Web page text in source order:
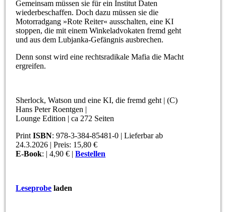
Gemeinsam müssen sie für ein Institut Daten
wiederbeschaffen. Doch dazu müssen sie die
Motorradgang »Rote Reiter« ausschalten, eine KI
stoppen, die mit einem Winkeladvokaten fremd geht
und aus dem Lubjanka-Gefängnis ausbrechen.
Denn sonst wird eine rechtsradikale Mafia die Macht
ergreifen.
Sherlock, Watson und eine KI, die fremd geht | (C)
Hans Peter Roentgen |
Lounge Edition | ca 272 Seiten
PrintISBN: 978-3-384-85481-0 | Lieferbar ab
24.3.2026 | Preis: 15,80 €
E-Book: | 4,90 € |Bestellen
Leseprobe laden